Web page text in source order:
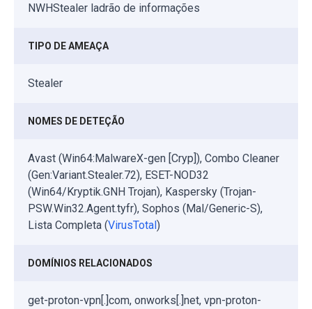
NWHStealer ladrão de informações
TIPO DE AMEAÇA
Stealer
NOMES DE DETEÇÃO
Avast (Win64:MalwareX-gen [Cryp]), Combo Cleaner
(Gen:Variant.Stealer.72), ESET-NOD32
(Win64/Kryptik.GNH Trojan), Kaspersky (Trojan-
PSW.Win32.Agent.tyfr), Sophos (Mal/Generic-S),
Lista Completa (VirusTotal)
DOMÍNIOS RELACIONADOS
get-proton-vpn[.]com, onworks[.]net, vpn-proton-